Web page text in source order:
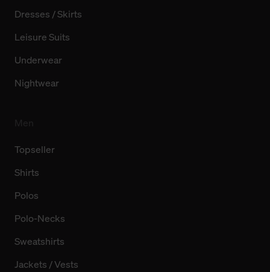
Dresses / Skirts
Leisure Suits
Underwear
Nightwear
Topseller
Shirts
Polos
Polo-Necks
Sweatshirts
Jackets / Vests